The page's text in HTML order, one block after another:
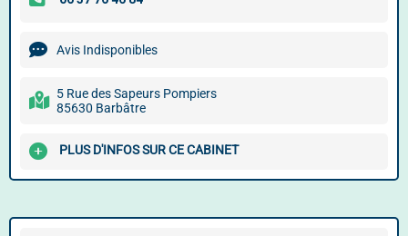
Avis Indisponibles
5 Rue des Sapeurs Pompiers
85630 Barbâtre
PLUS D'INFOS SUR CE CABINET